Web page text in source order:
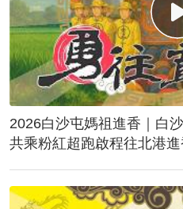
2026白沙屯媽祖進香｜白
共乘粉紅超跑啟程往北港